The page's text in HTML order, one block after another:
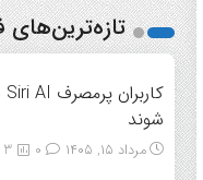
شوند
مرداد ۱۵, ۱۴۰۵ 3